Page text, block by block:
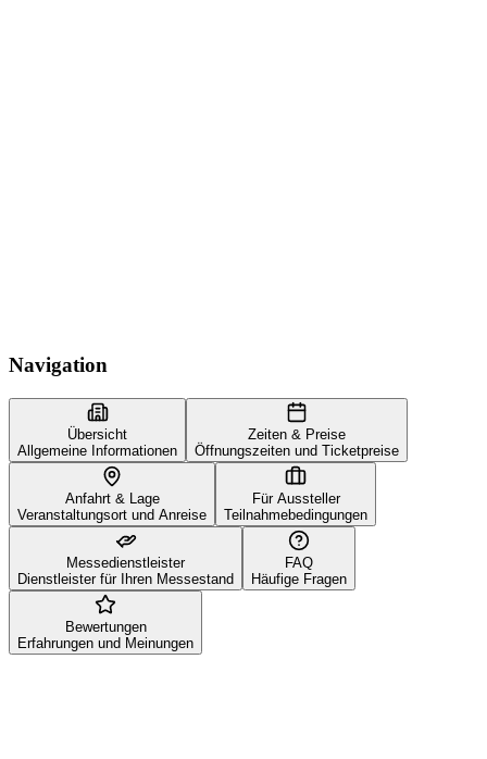
Navigation
Übersicht
Allgemeine Informationen
Zeiten & Preise
Öffnungszeiten und Ticketpreise
Anfahrt & Lage
Veranstaltungsort und Anreise
Für Aussteller
Teilnahmebedingungen
Messedienstleister
Dienstleister für Ihren Messestand
FAQ
Häufige Fragen
Bewertungen
Erfahrungen und Meinungen